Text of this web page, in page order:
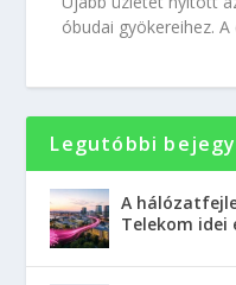
óbudai gyökereihez.
Legutóbbi
A
Telekom idei